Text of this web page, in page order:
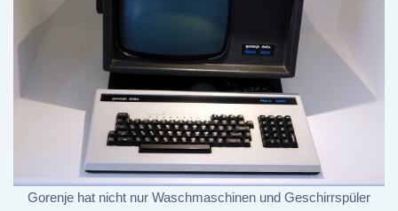
Gorenje hat nicht nur Waschmaschinen und Geschirrspüler